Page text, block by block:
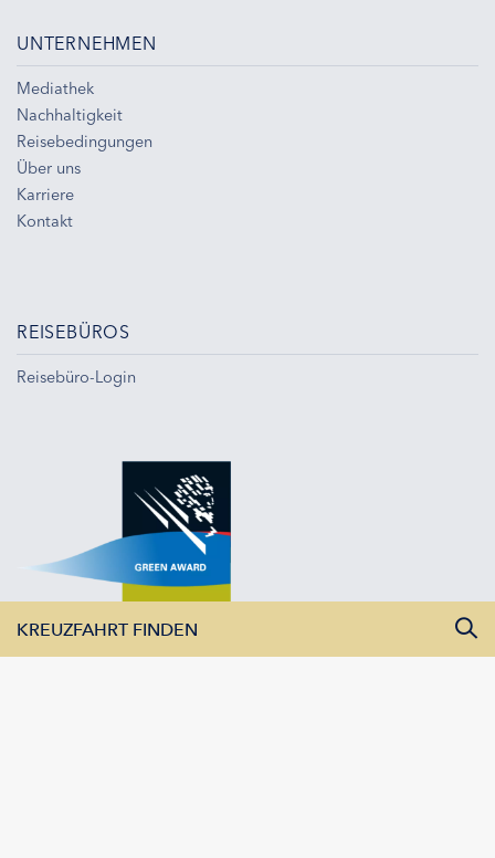
UNTERNEHMEN
Mediathek
Nachhaltigkeit
Reisebedingungen
Über uns
Karriere
Kontakt
REISEBÜROS
Reisebüro-Login
KREUZFAHRT FINDEN